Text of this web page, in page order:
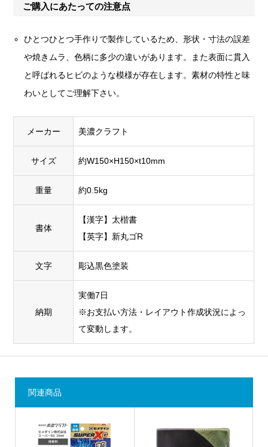
ご購入にあたっての注意点
ひとつひとつ手作りで製作しているため、形状・寸法の誤差
や焼きムラ、色柄に多少の違いがあります。また表面に貫入
と呼ばれるヒビのような模様が存在します。素材の特性と味
わいとしてご理解下さい。
メーカー 美濃クラフト
サイズ 約W150×H150×t10mm
重量 約0.5kg
書体
【漢字】太楷書
【英字】新丸ゴR
文字 彫込黒色塗装
納期
実働7日
※お支払い方法・レイアウト作成状況によっ
て変動します。
関連商品